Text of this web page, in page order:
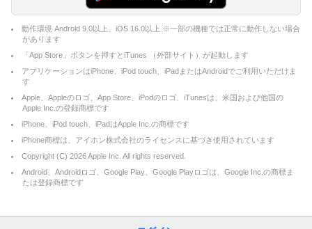
動作環境 Android 9.0以上、iOS 16.0以上 ※一部の機種では正常に動作しない場合
があります
「App Store」ボタンを押すとiTunes （外部サイト）が起動します
アプリケーションはiPhone、iPod touch、iPadまたはAndroidでご利用いただけま
す
Apple、Appleのロゴ、App Store、iPodのロゴ、iTunesは、米国および他国の
Apple Inc.の登録商標です
iPhone、iPod touch、iPadはApple Inc.の商標です
iPhone商標は、アイホン株式会社のライセンスに基づき使用されています
Copyright (C) 2026Apple Inc. All rights reserved.
Android、Androidロゴ、Google Play、Google Playロゴは、Google Inc.の商標ま
たは登録商標です